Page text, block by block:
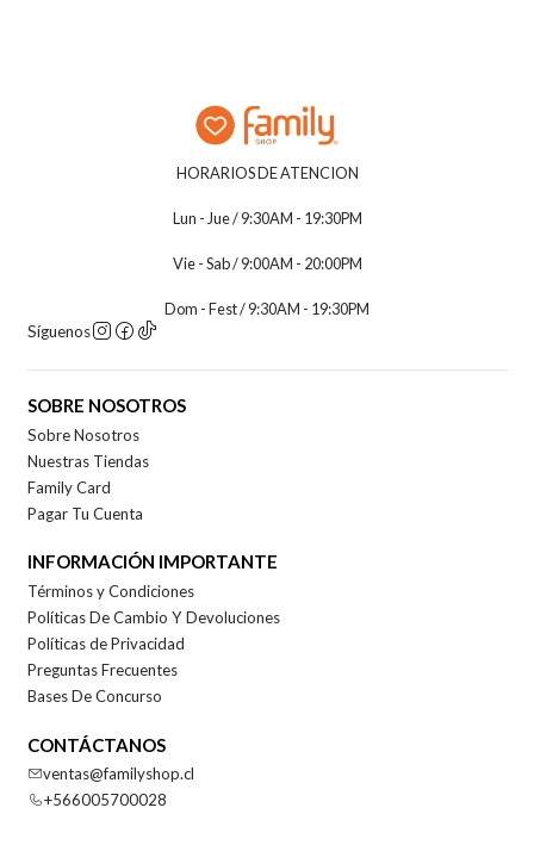
HORARIOS DE ATENCION
Lun - Jue / 9:30AM - 19:30PM
Vie - Sab / 9:00AM - 20:00PM
Dom - Fest / 9:30AM - 19:30PM
Síguenos
SOBRE NOSOTROS
Sobre Nosotros
Nuestras Tiendas
Family Card
Pagar Tu Cuenta
INFORMACIÓN IMPORTANTE
Términos y Condiciones
Políticas De Cambio Y Devoluciones
Políticas de Privacidad
Preguntas Frecuentes
Bases De Concurso
CONTÁCTANOS
ventas@familyshop.cl
+566005700028